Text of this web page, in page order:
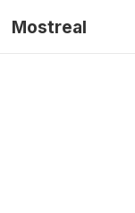
Mostreal